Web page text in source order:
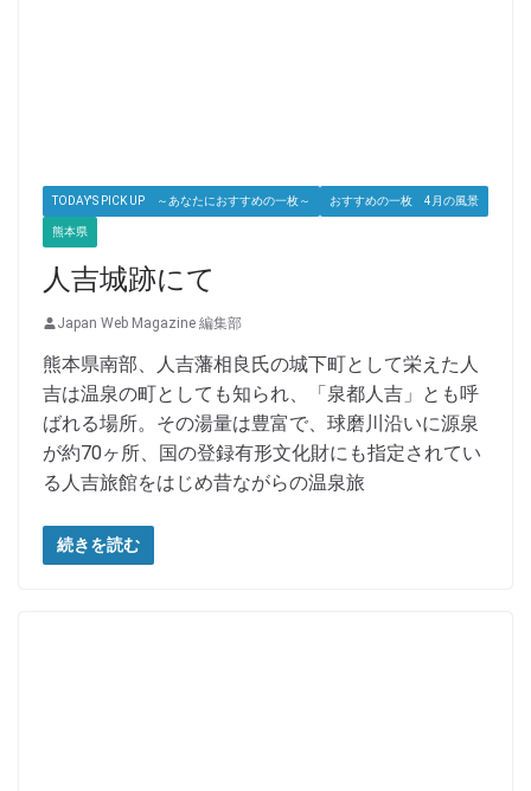
TODAY'S PICK UP ～あなたにおすすめの一枚～ おすすめの一枚 4月の風景
熊本県
人吉城跡にて
Japan Web Magazine 編集部
熊本県南部、人吉藩相良氏の城下町として栄えた人
吉は温泉の町としても知られ、「泉都人吉」とも呼
ばれる場所。その湯量は豊富で、球磨川沿いに源泉
が約70ヶ所、国の登録有形文化財にも指定されてい
る人吉旅館をはじめ昔ながらの温泉旅
続きを読む